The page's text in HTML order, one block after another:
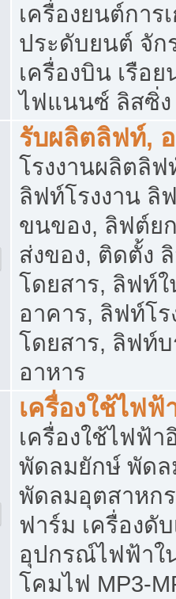
เครื่องยนต์การ
ประดับยนต์ จัก
เครื่องบิน เรือ
ไฟแนนซ์ ลิสซิ่ง
รับผลิตลิฟท์,
โรงงานผลิตลิ
ลิฟท์โรงงาน ลิ
ขนของ, ลิฟต์ย
ส่งของ, ติดตั้ง
โดยสาร, ลิฟท์
อาคาร, ลิฟท์โ
โดยสาร, ลิฟท์
อาหาร
เครื่องใช้ไฟฟ้
เครื่องใช้ไฟฟ้า
พัดลมยักษ์ พัด
พัดลมอุตสาหก
ฟาร์ม เครื่องดั
อุปกรณ์ไฟฟ้าใ
โคมไฟ MP3-